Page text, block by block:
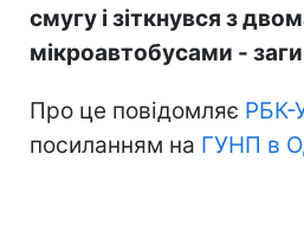
смугу і зіткнувся з
мікроавтобусами -
Про це повідомляє РБК-
посиланням на ГУНП в